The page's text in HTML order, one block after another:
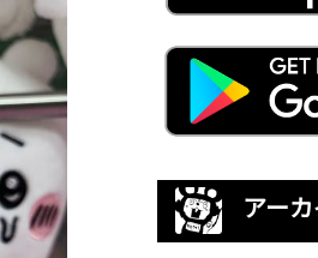
アー